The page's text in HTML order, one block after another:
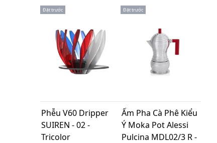
Guateamala - 250gr
Đặt trước
Phễu V60 Dripper
SUIREN - 02 -
Tricolor
Đặt trước
Ấm Pha Cà Phê Kiểu
Ý Moka Pot Alessi
Pulcina MDL02/3 R -